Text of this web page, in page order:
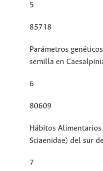
5
85718
Parámetros
semilla en
6
80609
Hábitos
Sciaenidae) del sur
7